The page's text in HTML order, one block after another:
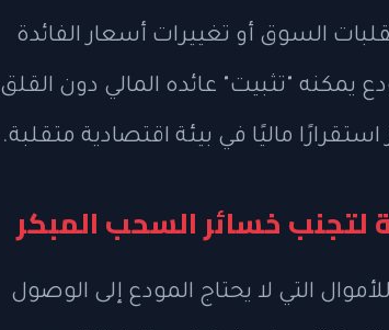
السوق أو تغييرات أسعار الفائدة
يمكنه "تثبيت" عائده المالي دون القلق
ماليًا في بيئة اقتصادية متقلبة.
لتجنب خسائر السحب المبكر
التي لا يحتاج المودع إلى الوصول